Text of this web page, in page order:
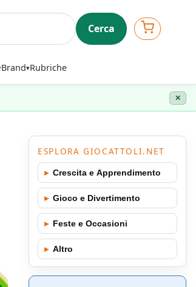
Brand Rubriche
Cerca
✕
ESPLORA GIOCATTOLI.NET
▸ Crescita e Apprendimento
▸ Gioco e Divertimento
▸ Feste e Occasioni
▸ Altro